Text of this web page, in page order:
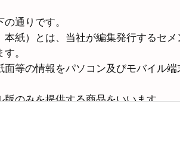
通りです。
本紙）とは、当社が編集発行するセ
。
面等の情報をパソコン及びモバイル
のみを提供する商品をいいます。
の購読を申し込んだ方をいいます。
を結んだ方をいいます。